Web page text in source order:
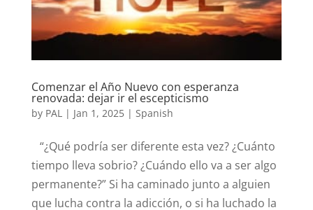
Comenzar el Año Nuevo con esperanza
renovada: dejar ir el escepticismo
by PAL| Jan 1, 2025| Spanish
​​​ “¿Qué podría ser diferente esta vez? ¿Cuánto
tiempo lleva sobrio? ¿Cuándo ello va a ser algo
permanente?” Si ha caminado junto a alguien
que lucha contra la adicción, o si ha luchado la